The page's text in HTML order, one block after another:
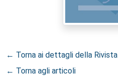
← Torna ai dettagli della Rivista
← Torna agli articoli